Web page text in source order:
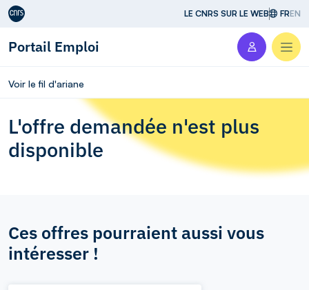
Aller au contenu LE CNRS SUR LE WEB FREN
Portail Emploi
Voir le fil d'ariane
L'offre demandée n'est plus
disponible
Ces offres pourraient aussi vous
intéresser !